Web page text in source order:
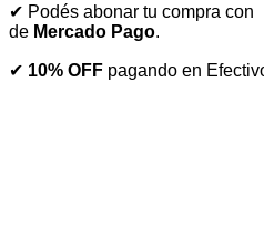
✔ Podés abonar tu compra con
de Mercado Pago.
✔ 10% OFF pagando en